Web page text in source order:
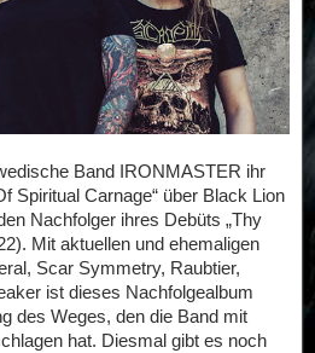
Band IRONMASTER ihr
Spiritual Carnage“ über Black Lion
Nachfolger ihres Debüts „Thy
Mit aktuellen und ehemaligen
Scar Symmetry, Raubtier,
ist dieses Nachfolgealbum
des Weges, den die Band mit
hat. Diesmal gibt es noch